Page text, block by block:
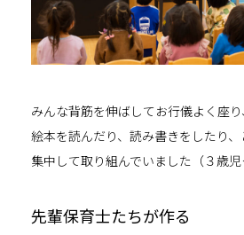
みんな背筋を伸ばしてお行儀よく座
絵本を読んだり、読み書きをしたり
集中して取り組んでいました（３歳児
先輩保育士たちが作る